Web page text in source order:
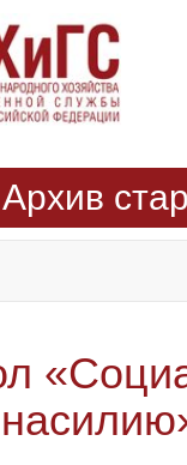
Архив